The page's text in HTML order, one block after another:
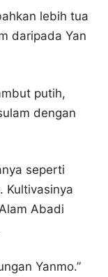
lebih tua
daripada Yan
putih,
dengan
seperti
Kultivasinya
Abadi
Yanmo.”